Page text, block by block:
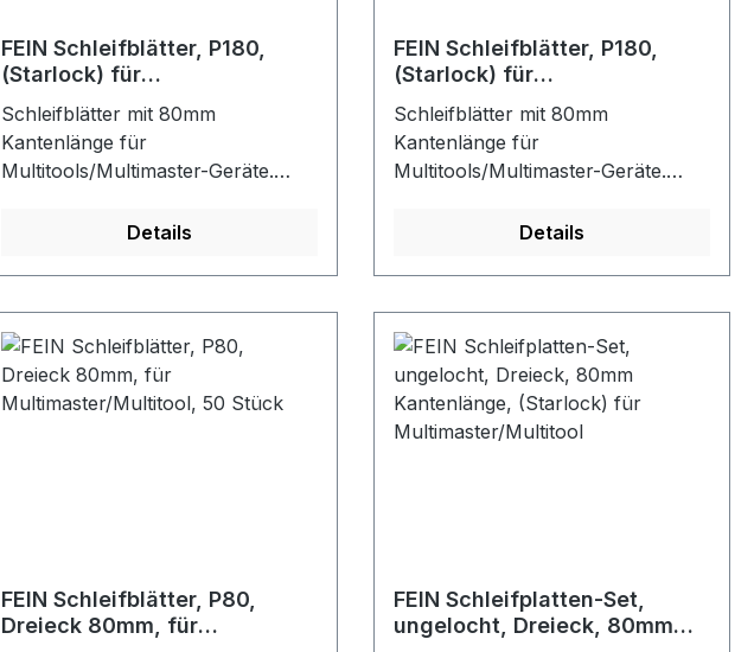
FEIN Schleifblätter, P180,
(Starlock) für
Schleifblätter mit 80mm
Kantenlänge für
Multitools/Multimaster-Geräte.
Vollkunstharzbindung garantieren
den universellen Einsatz auf
nahezu allen Materialien.
Ungelocht,
Klettschnellbefestigung.Farbe:
Details
FEIN Schleifblätter, P180,
(Starlock) für
Stück
Schleifblätter mit 80mm
Kantenlänge für
Multitools/Multimaster-Geräte.
Vollkunstharzbindung garantieren
den universellen Einsatz auf
nahezu allen Materialien.
Ungelocht,
Klettschnellbefestigung.Farbe:
schwarz
Details
FEIN Schleifblätter, P80,
Dreieck 80mm, für
FEIN Schleifplatten-Set,
ungelocht, Dreieck, 80mm